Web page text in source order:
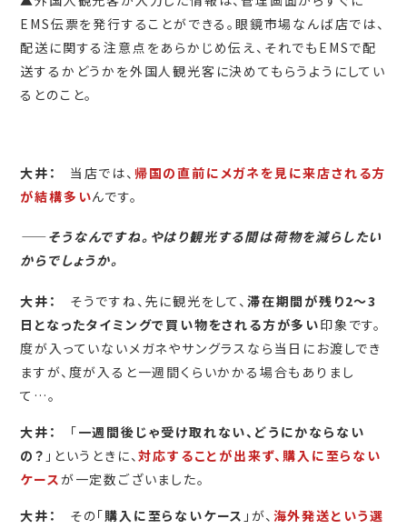
EMS伝票を発行することができる。眼鏡市場なんば店では、
配送に関する注意点をあらかじめ伝え、それでもEMSで配
送するかどうかを外国人観光客に決めてもらうようにしてい
るとのこと。
大井： 当店では、 帰国の直前にメガネを見に来店される方
が結構多いんです。
――そうなんですね。やはり観光する間は荷物を減らしたい
からでしょうか。
大井： そうですね、先に観光をして、滞在期間が残り2～3
日となったタイミングで買い物をされる方が多い印象です。
度が入っていないメガネやサングラスなら当日にお渡しでき
ますが、度が入ると一週間くらいかかる場合もありまし
て…。
大井：
「一週間後じゃ受け取れない、どうにかならない
の？ 」というときに、対応することが出来ず、購入に至らない
ケースが一定数ございました。
大井：
その「購入に至らないケース 」が、 海外発送という選